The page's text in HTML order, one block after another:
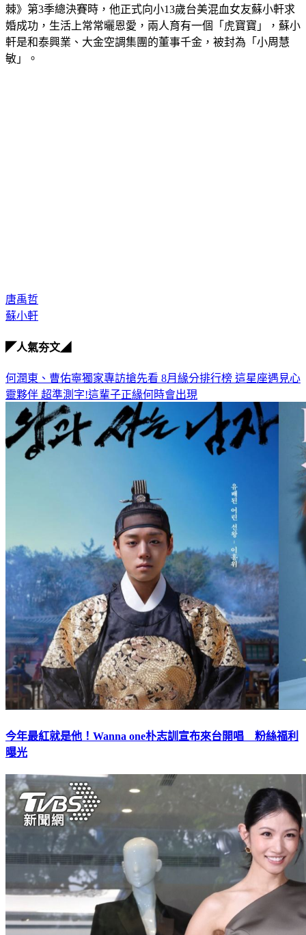
棘》第3季總決賽時，他正式向小13歲台美混血女友蘇小軒求
婚成功，生活上常常曬恩愛，兩人育有一個「虎寶寶」，蘇小
軒是和泰興業、大金空調集團的董事千金，被封為「小周慧
敏」。
唐禹哲
蘇小軒
◤人氣夯文◢
何潤東、曹佑寧獨家專訪搶先看 8月緣分排行榜 這星座遇見心
靈夥伴 超準測字!這輩子正緣何時會出現
今年最紅就是他！Wanna one朴志訓宣布來台開唱 粉絲福利
曝光